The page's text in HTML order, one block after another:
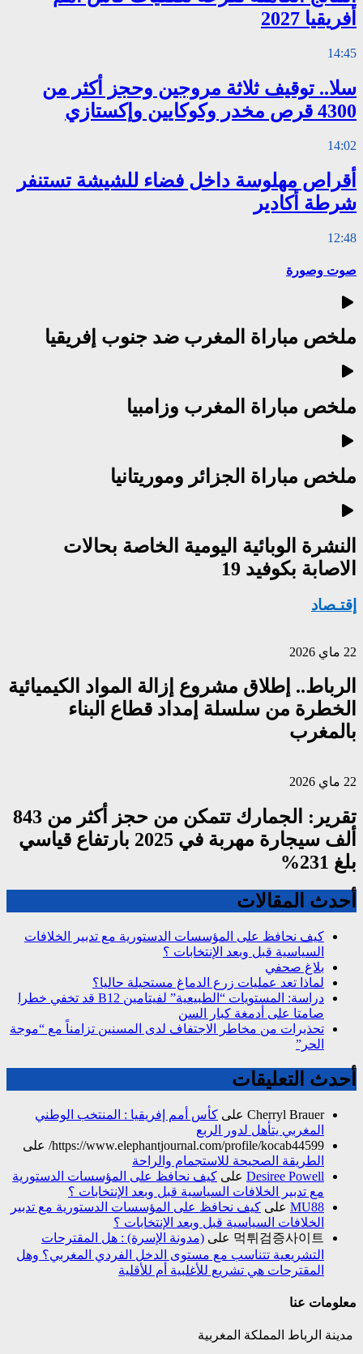
أفريقيا 2027
14:45
سلا.. توقيف ثلاثة مروجين وحجز أكثر من
4300 قرص مخدر وكوكايين وإكستازي
14:02
أقراص مهلوسة داخل فضاء للشيشة تستنفر
شرطة أكادير
12:48
صوت وصورة
ملخص مباراة المغرب ضد جنوب إفريقيا
ملخص مباراة المغرب وزامبيا
ملخص مباراة الجزائر وموريتانيا
النشرة الوبائية اليومية الخاصة بحالات
الاصابة بكوفيد 19
إقتـصاد
22 ماي 2026
الرباط.. إطلاق مشروع إزالة المواد الكيميائية
الخطرة من سلسلة إمداد قطاع البناء
بالمغرب
22 ماي 2026
تقرير: الجمارك تتمكن من حجز أكثر من 843
ألف سيجارة مهربة في 2025 بارتفاع قياسي
بلغ 231%
أحدث المقالات
كيف نحافظ على المؤسسات الدستورية مع تدبير الخلافات
السياسية قبل وبعد الإنتخابات ؟
بلاغ صحفي
لماذا تعد عمليات زرع الدماغ مستحيلة حاليا؟
دراسة: المستويات “الطبيعية” لفيتامين B12 قد تخفي خطرا
صامتا على أدمغة كبار السن
تحذيرات من مخاطر الاجتفاف لدى المسنين تزامناً مع “موجة
الحر”
أحدث التعليقات
Cherryl Brauer على كأس أمم إفريقيا : المنتخب الوطني
المغربي يتأهل لدور الربع
https://www.elephantjournal.com/profile/kocab44599/ على
الطريقة الصحيحة للاستجمام والراحة
Desiree Powell على كيف نحافظ على المؤسسات الدستورية
مع تدبير الخلافات السياسية قبل وبعد الإنتخابات ؟
MU88 على كيف نحافظ على المؤسسات الدستورية مع تدبير
الخلافات السياسية قبل وبعد الإنتخابات ؟
먹튀검증사이트 على (مدونة الإسرة) : هل المقترحات
التشريعية تتناسب مع مستوى الدخل الفردي المغربي؟ وهل
المقترحات هي تشريع للأغلبية أم للأقلية
معلومات عنا
مدينة الرباط المملكة المغربية